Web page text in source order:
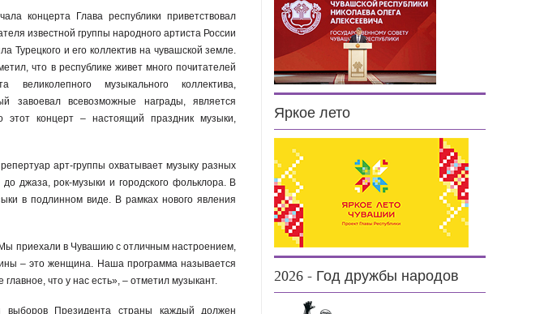
концерта Глава республики приветствовал
известной группы народного артиста России
Турецкого и его коллектив на чувашской земле.
что в республике живет много почитателей
великолепного музыкального коллектива,
завоевал всевозможные награды, является
этот концерт – настоящий праздник музыки,
арт-группы охватывает музыку разных
джаза, рок-музыки и городского фольклора. В
в подлинном виде. В рамках нового явления
приехали в Чувашию с отличным настроением,
– это женщина. Наша программа называется
что у нас есть», – отметил музыкант.
выборов Президента страны каждый должен
Яркое лето
2026 - Год дружбы народов